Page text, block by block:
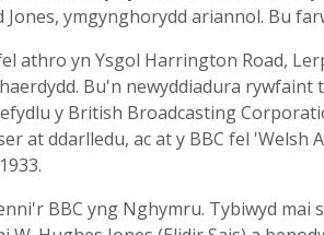
ymgynghorydd ariannol. Bu
athro yn Ysgol Harrington Road,
Bu'n newyddiadura
y British Broadcasting
at ddarlledu, ac at y BBC fel
BBC yng Nghymru. Tybiwyd mai